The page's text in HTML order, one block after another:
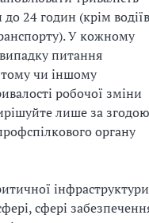
24 годин (крім водіїв
У кожному
питання
чи іншому
робочої зміни
лише за згодою
органу
інфраструктури
сфері